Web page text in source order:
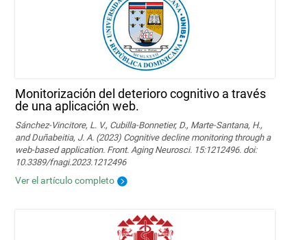
Monitorización del deterioro cognitivo a través
de una aplicación web.
Sánchez-Vincitore, L. V., Cubilla-Bonnetier, D., Marte-Santana, H.,
and Duñabeitia, J. A. (2023) Cognitive decline monitoring through a
web-based application. Front. Aging Neurosci. 15:1212496. doi:
10.3389/fnagi.2023.1212496
Ver el artículo completo